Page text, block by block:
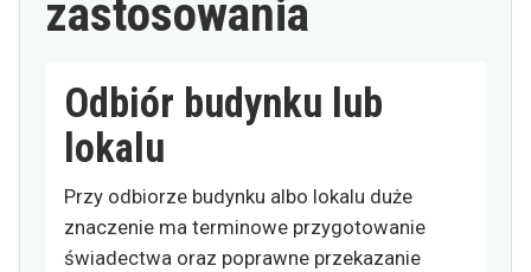
zastosowania
Odbiór budynku lub
lokalu
Przy odbiorze budynku albo lokalu duże
znaczenie ma terminowe przygotowanie
świadectwa oraz poprawne przekazanie